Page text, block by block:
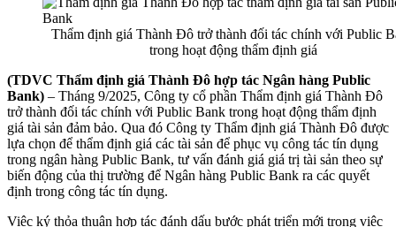
Thẩm định giá Thành Đô trở thành đối tác chính với Public
trong hoạt động thẩm định giá
(TDVC Thẩm định giá Thành Đô hợp tác Ngân hàng Public
Bank) – Tháng 9/2025, Công ty cổ phần Thẩm định giá Thành Đô
trở thành đối tác chính với Public Bank trong hoạt động thẩm định
giá tài sản đảm bảo. Qua đó Công ty Thẩm định giá Thành Đô được
lựa chọn để thẩm định giá các tài sản để phục vụ công tác tín dụng
trong ngân hàng Public Bank, tư vấn đánh giá giá trị tài sản theo sự
biến động của thị trường để Ngân hàng Public Bank ra các quyết
định trong công tác tín dụng.
Việc ký thỏa thuận hợp tác đánh dấu bước phát triển mới trong việc